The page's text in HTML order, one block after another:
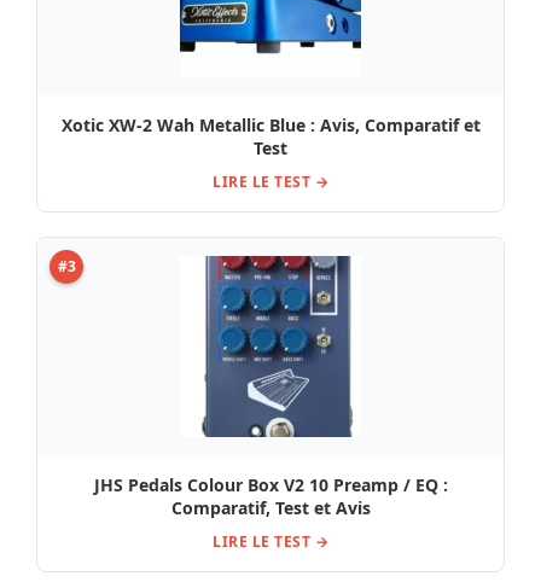
Xotic XW-2 Wah Metallic Blue : Avis, Comparatif et
Test
LIRE LE TEST →
#3
JHS Pedals Colour Box V2 10 Preamp / EQ :
Comparatif, Test et Avis
LIRE LE TEST →